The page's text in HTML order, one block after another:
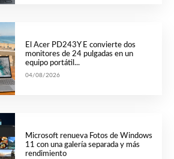
El Acer PD243Y E convierte dos
monitores de 24 pulgadas en un
equipo portátil...
04/08/2026
Microsoft renueva Fotos de Windows
11 con una galería separada y más
rendimiento